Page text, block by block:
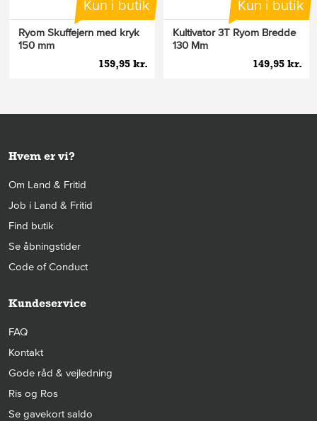
Kun i butik
Ryom Skuffejern med kryk
150 mm
159,95 kr.
Kun i butik
Kultivator 3T Ryom Bredde
130 Mm
149,95 kr.
Hvem er vi?
Om Land & Fritid
Job i Land & Fritid
Find butik
Se åbningstider
Code of Conduct
Kundeservice
FAQ
Kontakt
Gode råd & vejledning
Ris og Ros
Se gavekort saldo